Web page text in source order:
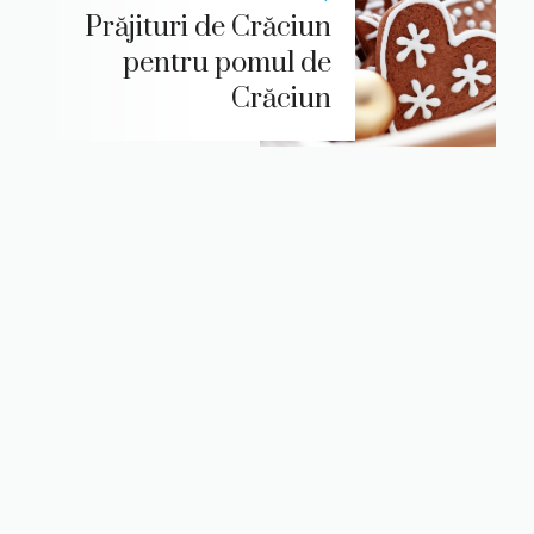
Prăjituri de Crăciun
pentru pomul de
Crăciun